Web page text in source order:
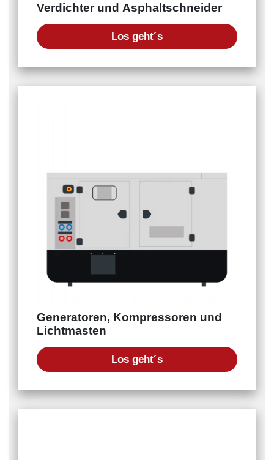
Verdichter und Asphaltschneider
Los geht´s
Generatoren, Kompressoren und
Lichtmasten
Los geht´s